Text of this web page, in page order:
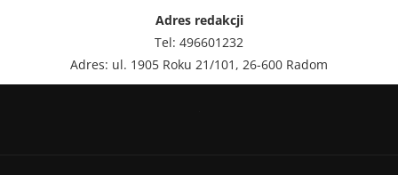
Adres redakcji
Tel: 496601232
Adres: ul. 1905 Roku 21/101, 26-600 Radom